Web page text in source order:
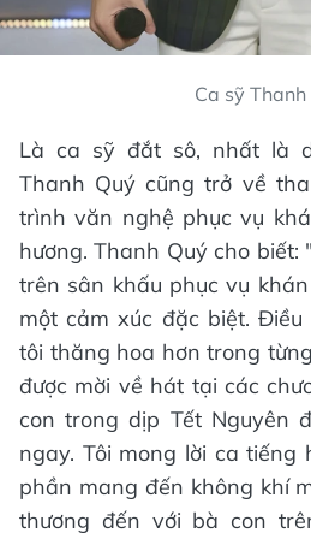
Ca sỹ Thanh
Là ca sỹ đắt sô, nhất là
Thanh Quý cũng trở về
trình văn nghệ phục vụ
hương. Thanh Quý cho biết:
trên sân khấu phục vụ
một cảm xúc đặc biệt.
tôi thăng hoa hơn trong
được mời về hát tại các
con trong dịp Tết Nguyên
ngay. Tôi mong lời ca tiếng
phần mang đến không khí
thương đến với bà con